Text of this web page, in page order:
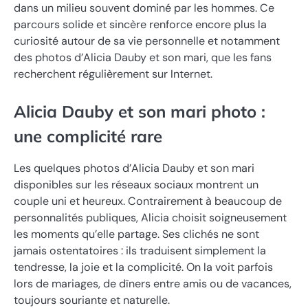
dans un milieu souvent dominé par les hommes. Ce
parcours solide et sincère renforce encore plus la
curiosité autour de sa vie personnelle et notamment
des photos d’Alicia Dauby et son mari, que les fans
recherchent régulièrement sur Internet.
Alicia Dauby et son mari photo :
une complicité rare
Les quelques photos d’Alicia Dauby et son mari
disponibles sur les réseaux sociaux montrent un
couple uni et heureux. Contrairement à beaucoup de
personnalités publiques, Alicia choisit soigneusement
les moments qu’elle partage. Ses clichés ne sont
jamais ostentatoires : ils traduisent simplement la
tendresse, la joie et la complicité. On la voit parfois
lors de mariages, de dîners entre amis ou de vacances,
toujours souriante et naturelle.